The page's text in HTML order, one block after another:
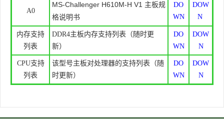
A0
MS-Challenger H610M-H V1 主板规
格说明书
DO
WN
DOW
N
内存支持
列表
DDR4主板内存支持列表（随时更
新）
DO
WN
DOW
N
CPU支持
列表
该型号主板对处理器的支持列表（随
时更新）
DO
WN
DOW
N